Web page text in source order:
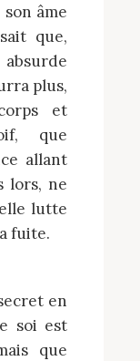
âme
que,
plus,
et
que
allant
lors, ne
lutte
fuite.
soi est
que